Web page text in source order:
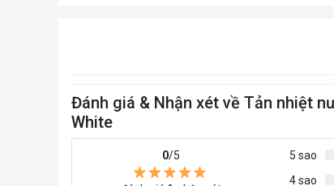
Đánh giá & Nhận xét về Tản nhiệt
White
0/5
5 sao
4 sao